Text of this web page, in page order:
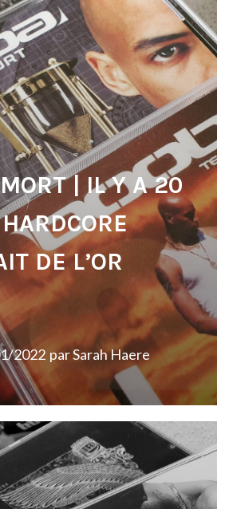
| IL Y A 20
DE L’OR
2022 parSarah Haere